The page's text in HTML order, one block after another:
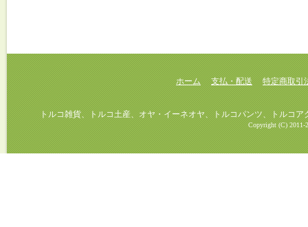
ホーム 支払・配送 特定商取引
トルコ雑貨、トルコ土産、オヤ・イーネオヤ、トルコパンツ、トルコアク
Copyright (C) 2011-